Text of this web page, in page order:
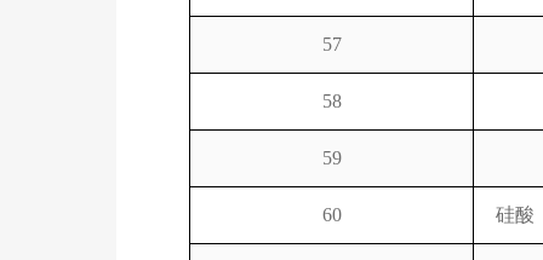
57
58
59
60 硅酸